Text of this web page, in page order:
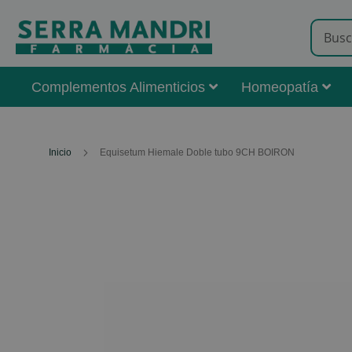
Complementos Alimenticios Homeopatía
Inicio Equisetum Hiemale Doble tubo 9CH BOIRON